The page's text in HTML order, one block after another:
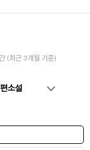
(최근 3개월 기준)
소설